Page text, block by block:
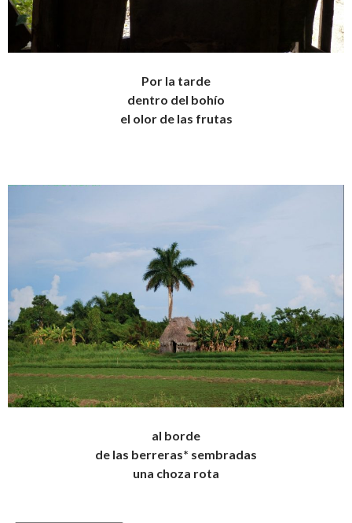
Por la tarde
dentro del bohío
el olor de las frutas
al borde
de las berreras* sembradas
una choza rota